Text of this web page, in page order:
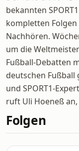
bekannten
kompletten
Nachhören.
um die
Fußball-Debatten
deutschen
und SPORT1-
ruft Uli Hoeneß
Folgen